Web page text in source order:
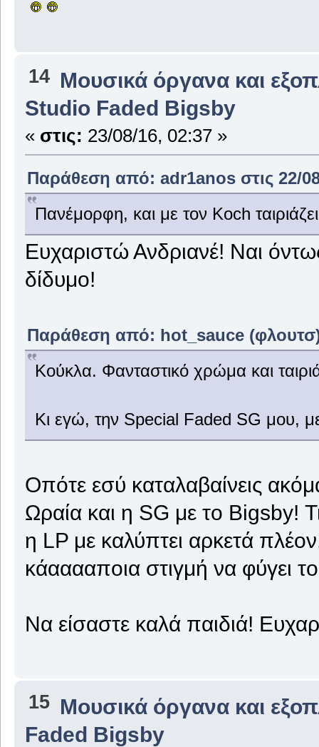
14 Μουσικά όργανα και
Studio Faded Bigsby
« στις: 23/08/16, 02:37 »
Παράθεση από: adr1anos στις 22/
Πανέμορφη, και με τον Koch
Ευχαριστώ Ανδριανέ! Ναι
δίδυμο!
Παράθεση από: hot_sauce (φλουτσ)
Κούκλα. Φανταστικό χρώμα και
Κι εγώ, την Special Faded SG μου,
Οπότε εσύ καταλαβαίνεις
Ωραία και η SG με το Bigsby!
η LP με καλύπτει αρκετά
κάααααποια στιγμή να φύγει
Να είσαστε καλά παιδιά!
15 Μουσικά όργανα και
Faded Bigsby